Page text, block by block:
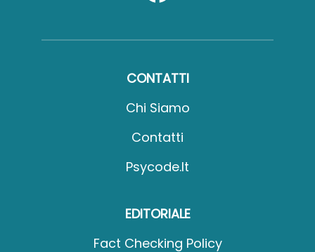
CONTATTI
Chi Siamo
Contatti
Psycode.it
EDITORIALE
Fact Checking Policy